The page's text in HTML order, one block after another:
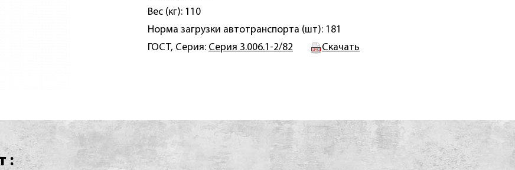
Вес (кг): 110
Норма загрузки автотранспорта (шт): 181
ГОСТ, Серия: Серия 3.006.1-2/82 Скачать
: